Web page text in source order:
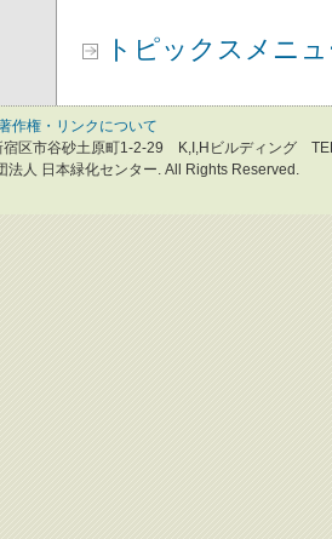
トピックスメニ
作権・リンクについて
区市谷砂土原町1-2-29 K,I,Hビルディング
人 日本緑化センター. All Rights Reserved.